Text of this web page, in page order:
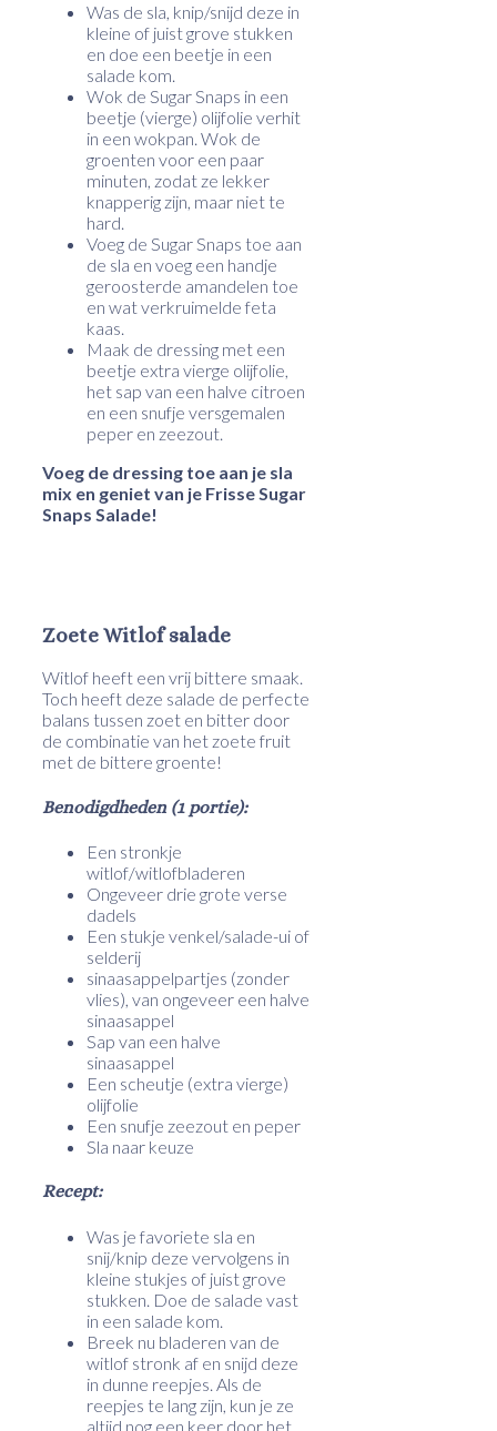
Was de sla, knip/snijd deze in
kleine of juist grove stukken
en doe een beetje in een
salade kom.
Wok de Sugar Snaps in een
beetje (vierge) olijfolie verhit
in een wokpan. Wok de
groenten voor een paar
minuten, zodat ze lekker
knapperig zijn, maar niet te
hard.
Voeg de Sugar Snaps toe aan
de sla en voeg een handje
geroosterde amandelen toe
en wat verkruimelde feta
kaas.
Maak de dressing met een
beetje extra vierge olijfolie,
het sap van een halve citroen
en een snufje versgemalen
peper en zeezout.
Voeg de dressing toe aan je sla
mix en geniet van je Frisse Sugar
Snaps Salade!
Zoete Witlof salade
Witlof heeft een vrij bittere smaak.
Toch heeft deze salade de perfecte
balans tussen zoet en bitter door
de combinatie van het zoete fruit
met de bittere groente!
Benodigdheden (1 portie):
Een stronkje
witlof/witlofbladeren
Ongeveer drie grote verse
dadels
Een stukje venkel/salade-ui of
selderij
sinaasappelpartjes (zonder
vlies), van ongeveer een halve
sinaasappel
Sap van een halve
sinaasappel
Een scheutje (extra vierge)
olijfolie
Een snufje zeezout en peper
Sla naar keuze
Recept:
Was je favoriete sla en
snij/knip deze vervolgens in
kleine stukjes of juist grove
stukken. Doe de salade vast
in een salade kom.
Breek nu bladeren van de
witlof stronk af en snijd deze
in dunne reepjes. Als de
reepjes te lang zijn, kun je ze
altijd nog een keer door het